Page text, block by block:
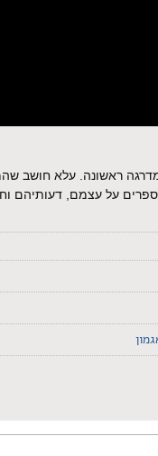
ראשונה. עלא חושב
על עצמם, דעותיהם